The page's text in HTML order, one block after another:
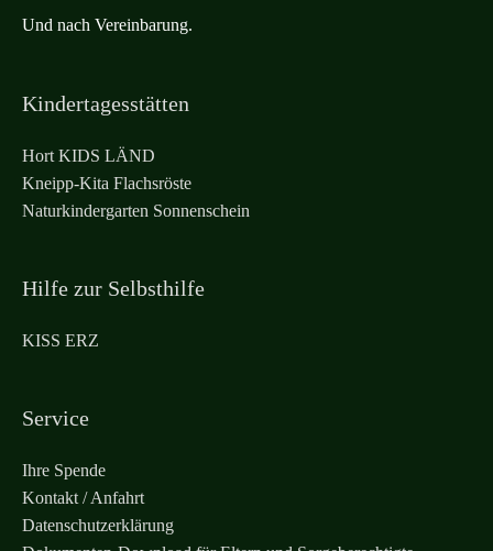
Und nach Vereinbarung.
Kindertagesstätten
Hort KIDS LÄND
Kneipp-Kita Flachsröste
Naturkindergarten Sonnenschein
Hilfe zur Selbsthilfe
KISS ERZ
Service
Ihre Spende
Kontakt / Anfahrt
Datenschutzerklärung